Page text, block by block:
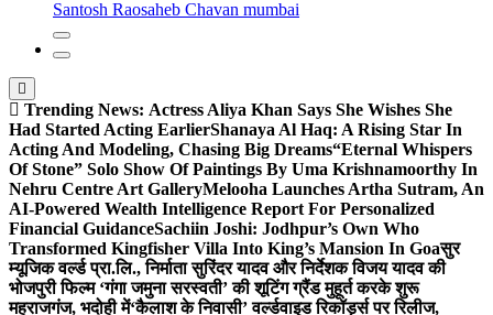
Santosh Raosaheb Chavan mumbai
Trending News: Actress Aliya Khan Says She Wishes She
Had Started Acting EarlierShanaya Al Haq: A Rising Star In
Acting And Modeling, Chasing Big Dreams“Eternal Whispers
Of Stone” Solo Show Of Paintings By Uma Krishnamoorthy In
Nehru Centre Art GalleryMelooha Launches Artha Sutram, An
AI-Powered Wealth Intelligence Report For Personalized
Financial GuidanceSachiin Joshi: Jodhpur’s Own Who
Transformed Kingfisher Villa Into King’s Mansion In Goaसुर
म्यूजिक वर्ल्ड प्रा.लि., निर्माता सुरिंदर यादव और निर्देशक विजय यादव की
भोजपुरी फिल्म ‘गंगा जमुना सरस्वती’ की शूटिंग ग्रैंड मुहूर्त करके शुरू
महराजगंज, भदोही में‘कैलाश के निवासी’ वर्ल्डवाइड रिकॉर्ड्स पर रिलीज,